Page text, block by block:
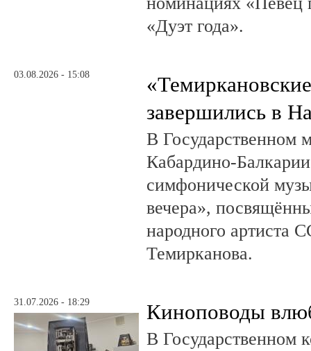
«Дуэт года».
03.08.2026 - 15:08
завершились в
В Государственном
Кабардино-
симфонической
вечера»,
народного артиста
Темирканова.
31.07.2026 - 18:29 Киноповоды
В Государственном